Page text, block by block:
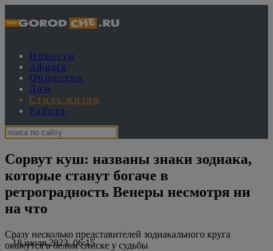
Новости
Афиша
Общество
Дом
Стиль жизни
Работа
Сорвут куш: названы знаки зодиака,
которые станут богаче в
ретроградность Венеры несмотря ни
на что
18 июля 2023, 06:15
Сразу несколько представителей зодиакального круга
окажутся в белом списке у судьбы